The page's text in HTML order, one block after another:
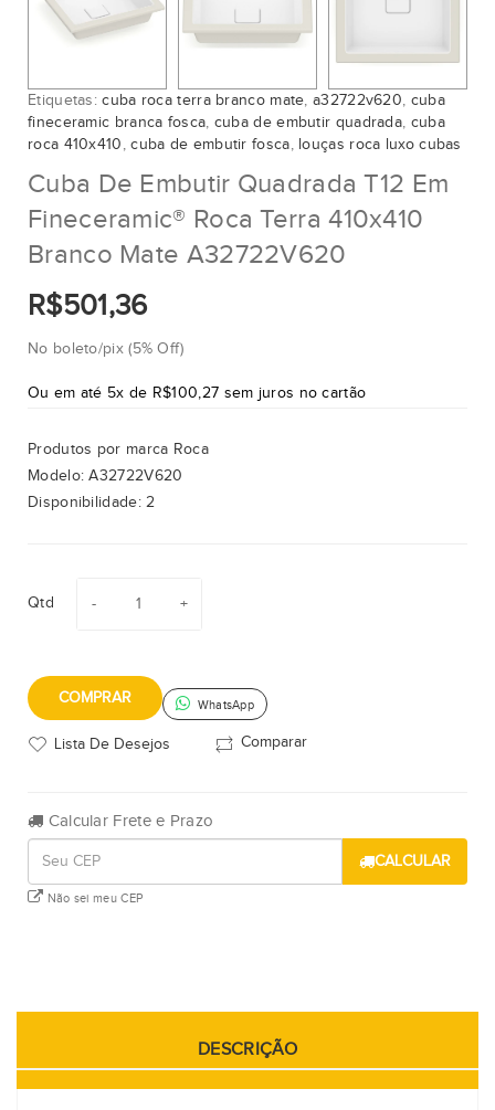
Etiquetas:cuba roca terra branco mate,a32722v620, cuba
fineceramic branca fosca, cuba de embutir quadrada, cuba
roca 410x410,cuba de embutir fosca, louças roca luxo cubas
Cuba De Embutir Quadrada T12 Em
Fineceramic® Roca Terra 410x410
Branco Mate A32722V620
R$501,36
No boleto/pix (5% Off)
Ou em até 5x de R$100,27 sem juros no cartão
Produtos por marca Roca
Modelo:A32722V620
Disponibilidade:2
Qtd
COMPRAR WhatsApp
Lista De Desejos Comparar
Calcular Frete e Prazo
CALCULAR
Não sei meu CEP
DESCRIÇÃO